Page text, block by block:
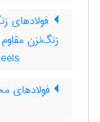
فولادهای
زنگ‌نزن
فولادهای